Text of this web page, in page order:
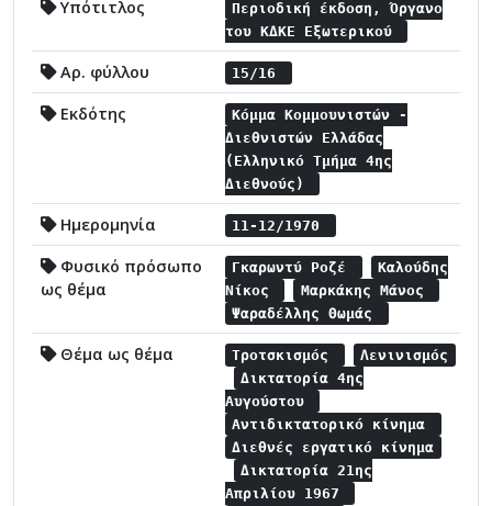
Υπότιτλος
Περιοδική έκδοση, Όργανο
του ΚΔΚΕ Εξωτερικού
Αρ. φύλλου 15/16
Εκδότης
Κόμμα Κομμουνιστών -
Διεθνιστών Ελλάδας
(Ελληνικό Τμήμα 4ης
Διεθνούς)
Ημερομηνία 11-12/1970
Φυσικό πρόσωπο
ως θέμα
Γκαρωντύ Ροζέ
Καλούδης
Νίκος
Μαρκάκης Μάνος
Ψαραδέλλης Θωμάς
Θέμα ως θέμα Τροτσκισμός
Λενινισμός
Δικτατορία 4ης
Αυγούστου
Αντιδικτατορικό κίνημα
Διεθνές εργατικό κίνημα
Δικτατορία 21ης
Απριλίου 1967